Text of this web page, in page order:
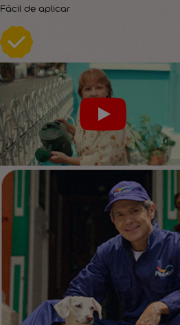
Fácil de aplicar